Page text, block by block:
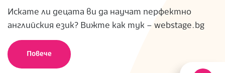
Искате ли децата ви да научат перфектно
английския език? Вижте как тук – webstage.bg
Повече